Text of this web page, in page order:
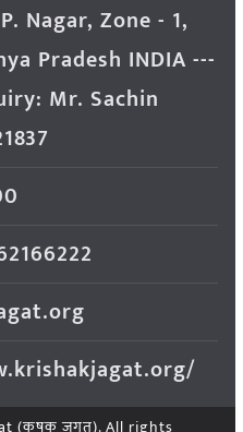
Nagar, Zone - 1,
Pradesh INDIA ---
Mr. Sachin